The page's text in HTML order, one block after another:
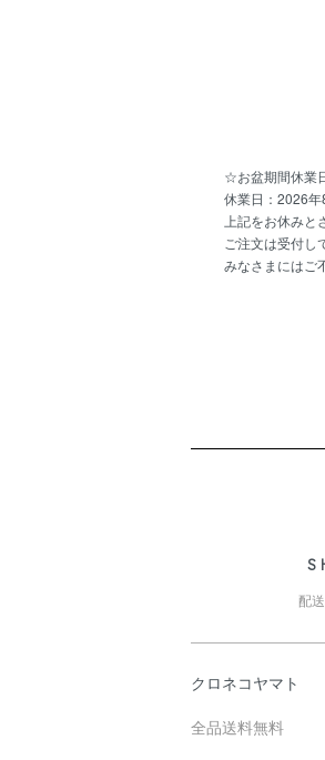
☆お盆期間休業
休業日：2026
上記をお休みと
ご注文は受付し
みなさまにはご
配
クロネコヤマト
全品送料無料